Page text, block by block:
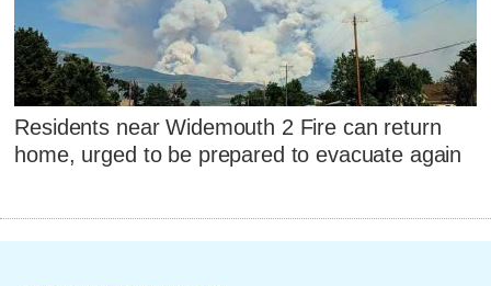
Residents near Widemouth 2 Fire can return
home, urged to be prepared to evacuate again